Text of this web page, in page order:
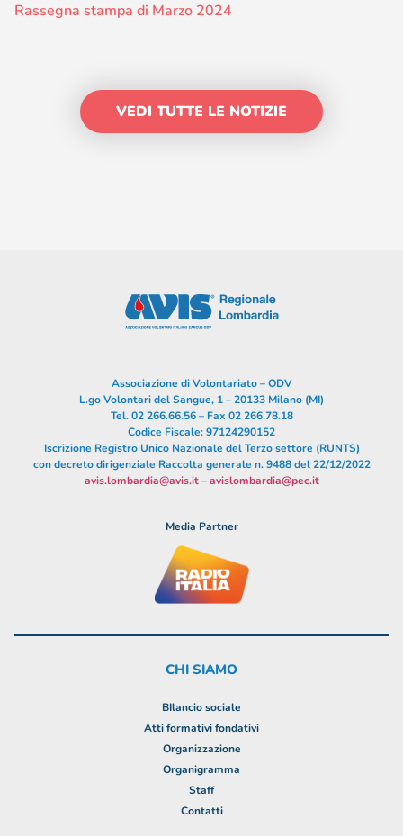
Rassegna stampa di Marzo 2024
VEDI TUTTE LE NOTIZIE
Associazione di Volontariato – ODV
L.go Volontari del Sangue, 1 – 20133 Milano (MI)
Tel. 02 266.66.56 – Fax 02 266.78.18
Codice Fiscale: 97124290152
Iscrizione Registro Unico Nazionale del Terzo settore (RUNTS)
con decreto dirigenziale Raccolta generale n. 9488 del 22/12/2022
avis.lombardia@avis.it–avislombardia@pec.it
Media Partner
CHI SIAMO
BIlancio sociale
Atti formativi fondativi
Organizzazione
Organigramma
Staff
Contatti